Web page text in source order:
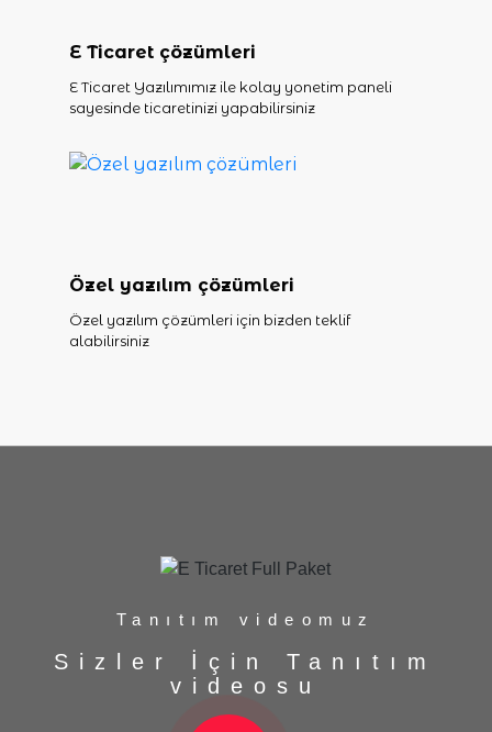
E Ticaret çözümleri
E Ticaret Yazılımımız ile kolay yonetim paneli
sayesinde ticaretinizi yapabilirsiniz
Özel yazılım çözümleri
Özel yazılım çözümleri için bizden teklif
alabilirsiniz
Tanıtım videomuz
Sizler İçin Tanıtım
videosu